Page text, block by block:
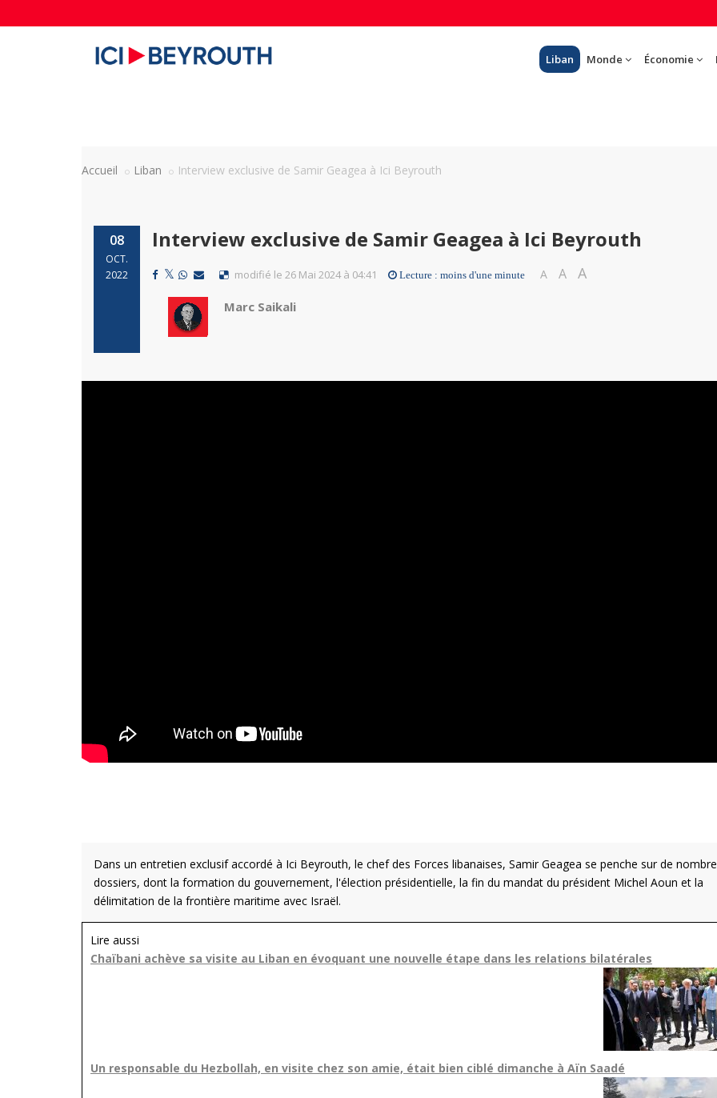
Liban Monde Économie
Accueil Liban Interview exclusive de Samir Geagea à Ici Beyrouth
08
OCT.
2022
Interview exclusive de Samir Geagea à Ici Beyrouth
modifié le 26 Mai 2024 à 04:41 Lecture : moins d'une minute A A A
Marc Saikali
Dans un entretien exclusif accordé à Ici Beyrouth, le chef des Forces libanaises, Samir Geagea se penche sur de
dossiers, dont la formation du gouvernement, l'élection présidentielle, la fin du mandat du président Michel Aoun et la
délimitation de la frontière maritime avec Israël.
Lire aussi
Chaïbani achève sa visite au Liban en évoquant une nouvelle étape dans les relations bilatérales
Un responsable du Hezbollah, en visite chez son amie, était bien ciblé dimanche à Aïn Saadé